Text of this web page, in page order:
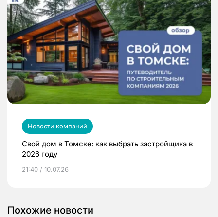
Новости компаний
Свой дом в Томске: как выбрать застройщика в
2026 году
21:40 / 10.07.26
Похожие новости